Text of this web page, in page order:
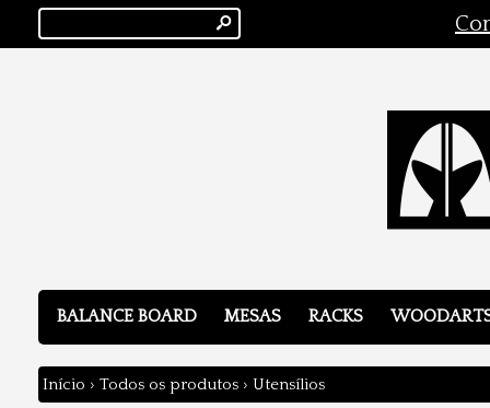
s
BALANCE BOARD MESAS RACKS
Início › Todos os produtos › Utensílios